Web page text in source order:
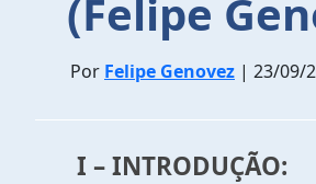
(Felipe
Por Felipe Genovez | 23/09/
I – INTRODUÇÃO: